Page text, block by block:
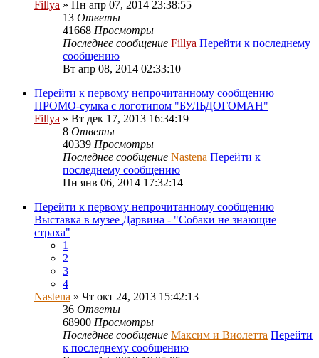
Fillya » Пн апр 07, 2014 23:38:55
13 Ответы
41668 Просмотры
Последнее сообщение Fillya Перейти к последнему
сообщению
Вт апр 08, 2014 02:33:10
Перейти к первому непрочитанному сообщению
ПРОМО-сумка с логотипом "БУЛЬДОГОМАН"
Fillya » Вт дек 17, 2013 16:34:19
8 Ответы
40339 Просмотры
Последнее сообщение Nastena Перейти к
последнему сообщению
Пн янв 06, 2014 17:32:14
Перейти к первому непрочитанному сообщению
Выставка в музее Дарвина - "Собаки не знающие
страха"
1
2
3
4
Nastena » Чт окт 24, 2013 15:42:13
36 Ответы
68900 Просмотры
Последнее сообщение Максим и Виолетта Перейти
к последнему сообщению